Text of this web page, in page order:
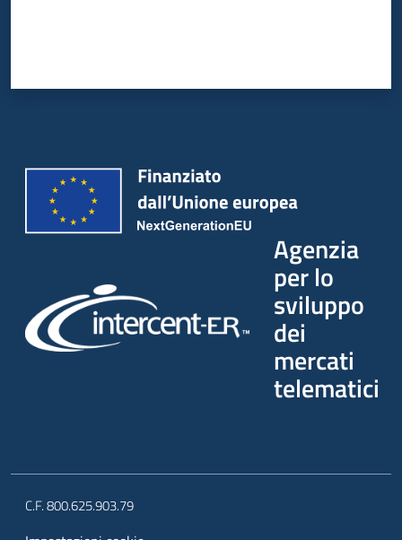
Agenzia
per lo
sviluppo
dei
mercati
telematici
C.F. 800.625.903.79